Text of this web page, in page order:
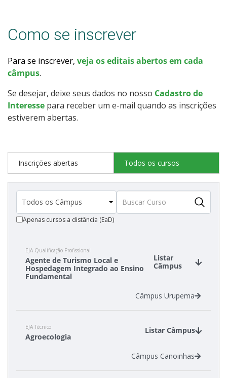
Como se inscrever
Para se inscrever, veja os editais abertos em cada
câmpus.
Se desejar, deixe seus dados no nosso Cadastro de
Interesse para receber um e-mail quando as inscrições
estiverem abertas.
Inscrições abertas Todos os cursos
Apenas cursos a distância (EaD)
EJA Qualificação Profissional
Agente de Turismo Local e
Hospedagem Integrado ao Ensino
Fundamental
Listar
Câmpus
Câmpus Urupema
EJA Técnico
Agroecologia
Listar Câmpus
Câmpus Canoinhas